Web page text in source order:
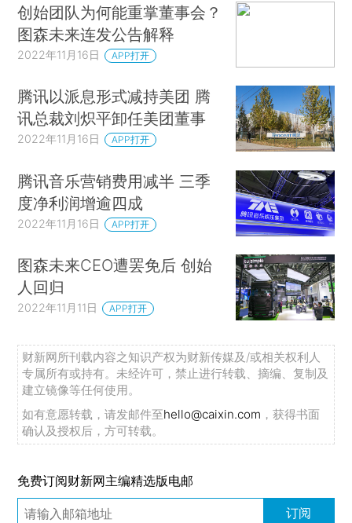
创始团队为何能重掌董事会？
图森未来连发公告解释
2022年11月16日 APP打开
腾讯以派息形式减持美团 腾
讯总裁刘炽平卸任美团董事
2022年11月16日 APP打开
腾讯音乐营销费用减半 三季
度净利润增逾四成
2022年11月16日 APP打开
图森未来CEO遭罢免后 创始
人回归
2022年11月11日 APP打开
财新网所刊载内容之知识产权为财新传媒及/或相关权利人
专属所有或持有。未经许可，禁止进行转载、摘编、复制及
建立镜像等任何使用。
如有意愿转载，请发邮件至hello@caixin.com ，获得书面
确认及授权后，方可转载。
免费订阅财新网主编精选版电邮
订阅